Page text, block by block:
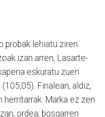
probak lehiatu ziren.
izan arren, Lasarte-
eskuratu zuen
Finalean, aldiz,
herritarrak. Marka ez zen
ordea; bosgarren